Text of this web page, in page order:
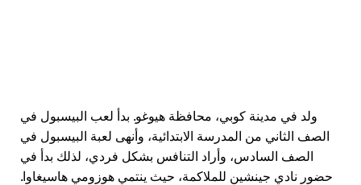
ولد في مدينة كوبي، محافظة هيوغو. بدأ لعب البيسبول في
الصف الثاني من المدرسة الابتدائية، وأنهى لعبة البيسبول في
الصف السادس، وأراد التنافس بشكل فردي، لذلك بدأ في
حضور نادي جينشين للملاكمة، حيث ينتمي هوزومي هاسيغاوا.